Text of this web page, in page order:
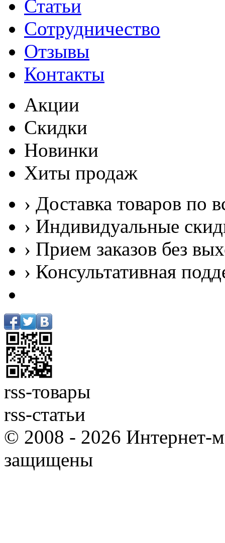
Статьи
Сотрудничество
Отзывы
Контакты
Акции
Скидки
Новинки
Хиты продаж
› Доставка товаров по
› Индивидуальные
› Прием заказов без
› Консультативная
rss-товары
rss-статьи
© 2008 - 2026 Интернет-
защищены